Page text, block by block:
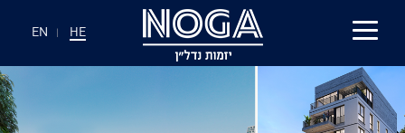
EN | HE